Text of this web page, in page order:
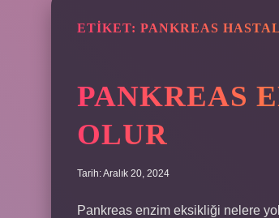
ETIKET: PANKREAS
PANKREAS
OLUR
Tarih: Aralık 20, 2024
Pankreas enzim eksikliği nelere